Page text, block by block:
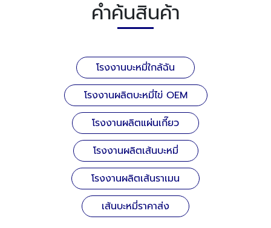
คำค้นสินค้า
โรงงานบะหมี่ใกล้ฉัน
โรงงานผลิตบะหมี่ไข่ OEM
โรงงานผลิตแผ่นเกี๊ยว
โรงงานผลิตเส้นบะหมี่
โรงงานผลิตเส้นราเมน
เส้นบะหมี่ราคาส่ง